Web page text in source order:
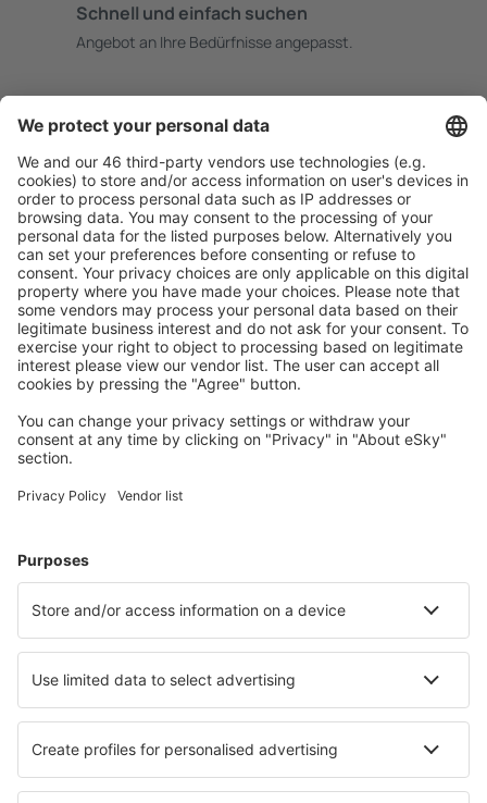
Schnell und einfach suchen
Angebot an Ihre Bedürfnisse angepasst.
Buchen ohne Sorgen mit einer kostenlosen
Stornierungsoption.
Mehr sparen
Attraktive Preise und Spezialangebote für eingeloggte
Benutzer.
Unterkünfte, die Sie mögen
Wählen Sie aus über 1,3 Millionen Unterkünften: Hotels,
Hütten, Apartments und andere.
Meist gesuchte Unterkünfte von eSky Nutzern
Unterkünfte in Kolumbien - Beliebte Städte
Unterkunft in Cartagena Unterkunft in Cali
Unterkunft in Barranca de Upia Unterkunft in Tame
Unterkunft in Envigado Unterkunft in Maicao
Die besten Unterkünfte - Städte